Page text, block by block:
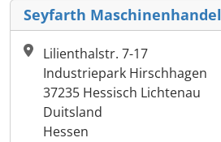
Seyfarth Maschinenhandel
Lilienthalstr. 7-17
Industriepark Hirschhagen
37235 Hessisch Lichtenau
Duitsland
Hessen